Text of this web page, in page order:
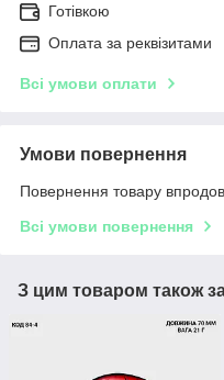
Готівкою
Оплата за реквізитами
Всі умови оплати
Умови повернення
Повернення товару
Всі умови повернення
З цим товаром також